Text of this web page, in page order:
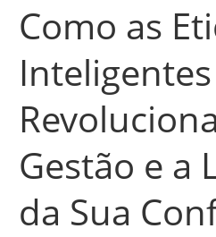
Como as
Gestão e a
da Sua